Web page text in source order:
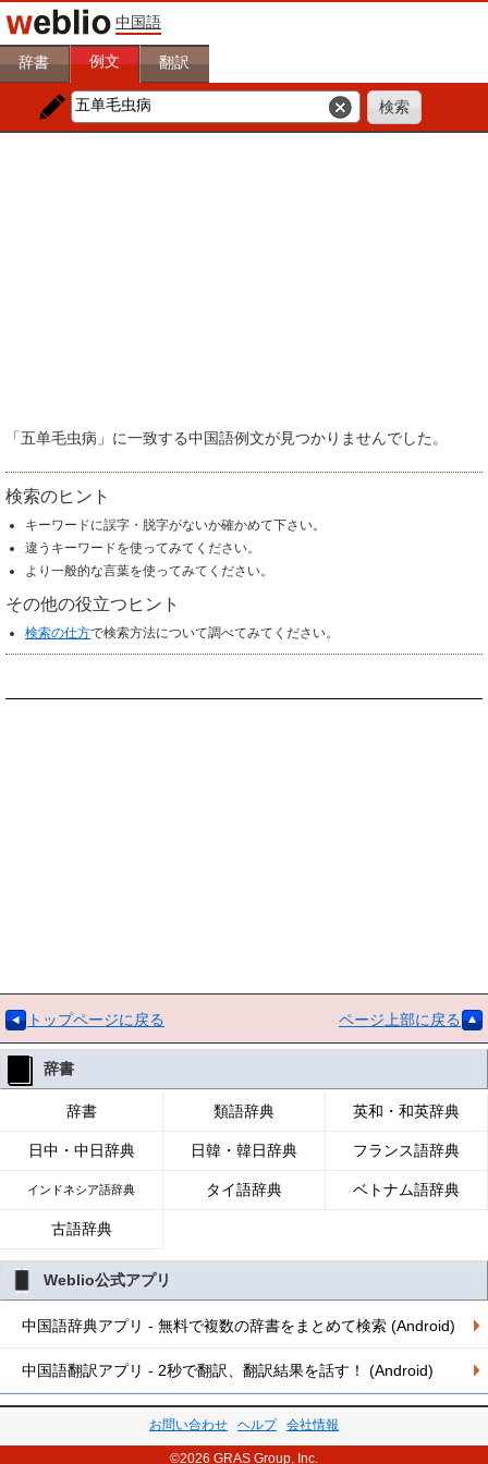
中国語
辞書 例文 翻訳
「五单毛虫病」に一致する中国語例文が見つかりませんでした。
検索のヒント
キーワードに誤字・脱字がないか確かめて下さい。
違うキーワードを使ってみてください。
より一般的な言葉を使ってみてください。
その他の役立つヒント
検索の仕方で検索方法について調べてみてください。
トップページに戻る ページ上部に戻る
辞書
辞書 類語辞典 英和・和英辞典
日中・中日辞典 日韓・韓日辞典 フランス語辞典
インドネシア語辞典 タイ語辞典 ベトナム語辞典
古語辞典
Weblio公式アプリ
中国語辞典アプリ - 無料で複数の辞書をまとめて検索 (Android)
中国語翻訳アプリ - 2秒で翻訳、翻訳結果を話す！ (Android)
お問い合わせ ヘルプ 会社情報
©2026 GRAS Group, Inc.